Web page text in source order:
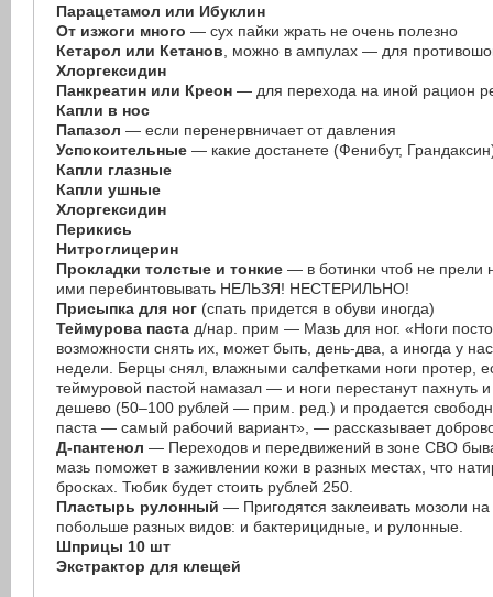
Парацетамол или Ибуклин
От изжоги много — сух пайки жрать не очень полезно
Кетарол или Кетанов , можно в ампулах — для
Хлоргексидин
Панкреатин или Креон — для перехода на иной рацион
Капли в нос
Папазол — если перенервничает от давления
Успокоительные — какие достанете (Фенибут,
Капли глазные
Капли ушные
Хлоргексидин
Перикись
Нитроглицерин
Прокладки толстые и тонкие — в ботинки чтоб не прели
ими перебинтовывать НЕЛЬЗЯ! НЕСТЕРИЛЬНО!
Присыпка для ног (спать придется в обуви иногда)
Теймурова паста д/нар. прим — Мазь для ног. «Ноги
возможности снять их, может быть, день-два, а иногда у
недели. Берцы снял, влажными салфетками ноги протер,
теймуровой пастой намазал — и ноги перестанут пахнуть
дешево (50–100 рублей — прим. ред.) и продается
паста — самый рабочий вариант», — рассказывает
Д-пантенол — Переходов и передвижений в зоне СВО
мазь поможет в заживлении кожи в разных местах, что
бросках. Тюбик будет стоить рублей 250.
Пластырь рулонный — Пригодятся заклеивать мозоли на
побольше разных видов: и бактерицидные, и рулонные.
Шприцы 10 шт
Экстрактор для клещей